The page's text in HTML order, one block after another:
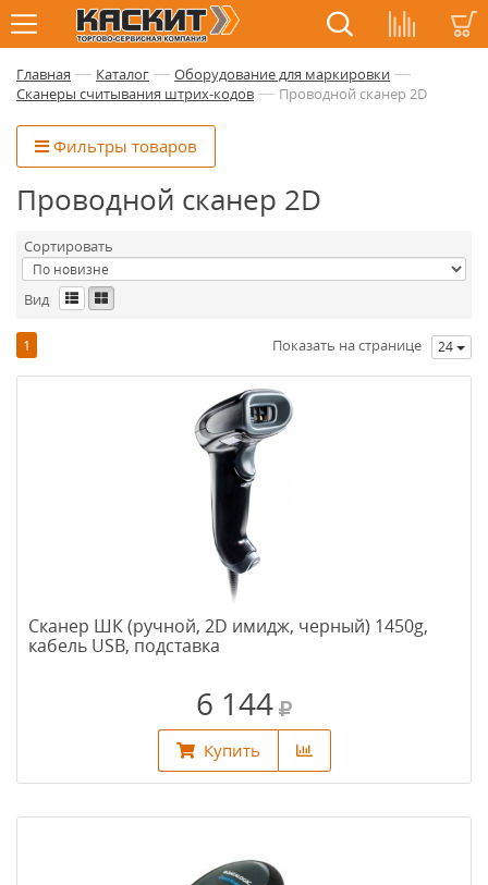
Главная — Каталог — Оборудование для маркировки —
Сканеры считывания штрих-кодов — Проводной сканер 2D
Фильтры товаров
Проводной сканер 2D
Сортировать
Вид
1 Показать на странице 24
Сканер ШК (ручной, 2D имидж, черный) 1450g,
кабель USB, подставка
6 144
Купить